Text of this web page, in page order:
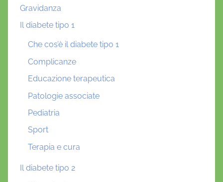
Gravidanza
Il diabete tipo 1
Che cos’è il diabete tipo 1
Complicanze
Educazione terapeutica
Patologie associate
Pediatria
Sport
Terapia e cura
Il diabete tipo 2